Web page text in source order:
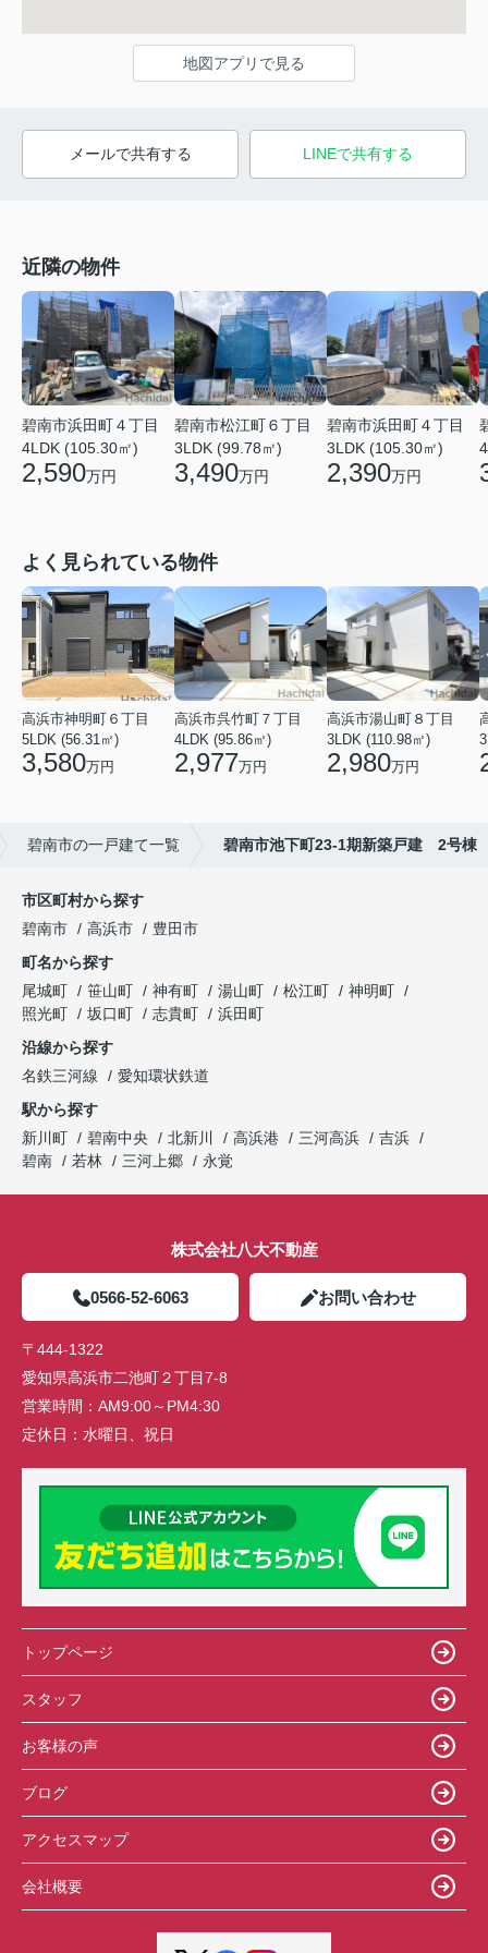
地図アプリで見る
メールで共有する LINEで共有する
近隣の物件
碧南市浜田町４丁目
4LDK (105.30㎡)
2,590万円
碧南市松江町６丁目
3LDK (99.78㎡)
3,490万円
碧南市浜田町４丁目
3LDK (105.30㎡)
2,390万円
よく見られている物件
高浜市神明町６丁目
5LDK (56.31㎡)
3,580万円
高浜市呉竹町７丁目
4LDK (95.86㎡)
2,977万円
高浜市湯山町８丁目
3LDK (110.98㎡)
2,980万円
碧南市の一戸建て一覧 碧南市池下町23-1期新築戸建 2号棟
市区町村から探す
碧南市
高浜市
豊田市
町名から探す
尾城町
笹山町 神有町 湯山町 松江町
神明町
照光町
坂口町 志貴町
浜田町
沿線から探す
名鉄三河線
愛知環状鉄道
駅から探す
新川町
碧南中央 北新川 高浜港 三河高浜
吉浜
碧南
若林 三河上郷 永覚
株式会社八大不動産
0566-52-6063 お問い合わせ
〒444-1322
愛知県高浜市二池町２丁目7-8
営業時間： AM9:00～PM4:30
定休日： 水曜日、祝日
トップページ
スタッフ
お客様の声
ブログ
アクセスマップ
会社概要